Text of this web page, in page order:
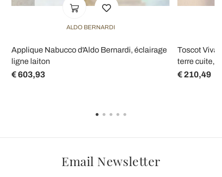
ALDO BERNARDI
Applique Nabucco d'Aldo Bernardi, éclairage
ligne laiton
€ 603,93
Toscot
terre cuite,
€ 210,49
Email Newsletter